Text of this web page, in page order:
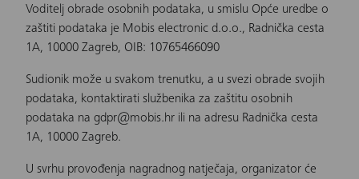
Voditelj obrade osobnih podataka, u smislu Opće uredbe o
zaštiti podataka je Mobis electronic d.o.o., Radnička cesta
1A, 10000 Zagreb, OIB: 10765466090
Sudionik može u svakom trenutku, a u svezi obrade svojih
podataka, kontaktirati službenika za zaštitu osobnih
podataka na gdpr@mobis.hr ili na adresu Radnička cesta
1A, 10000 Zagreb.
U svrhu provođenja nagradnog natječaja, organizator će